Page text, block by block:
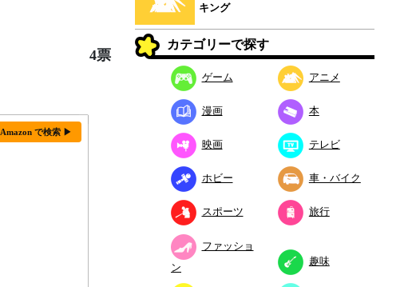
4票
Amazon で検索 ▶
キング
カテゴリーで探す
ゲーム アニメ
漫画 本
映画 テレビ
ホビー 車・バイク
スポーツ 旅行
ファッショ
ン
趣味